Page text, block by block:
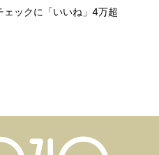
ックに「いいね」4万超